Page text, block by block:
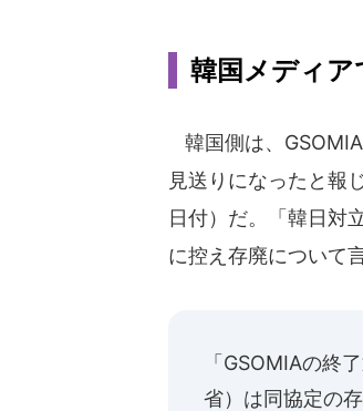
韓国メディア
韓国側は、
見送りになったと報
日付）だ。「韓日対
に控え存廃について
「GSOMIAの終
省）は同協定の